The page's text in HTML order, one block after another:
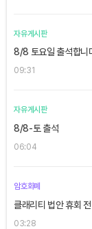
자유게시판
8/8 토요일 출석합니
09:31
자유게시판
8/8-토 출석
06:04
암호화폐
클래리티 법안 휴회
03:28